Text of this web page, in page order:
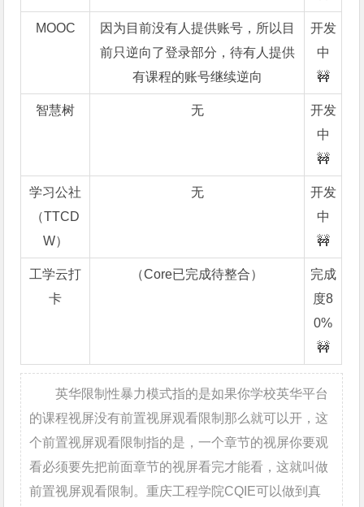
MOOC
因为目前没有人提供账号，所以目
前只逆向了登录部分，待有人提供
有课程的账号继续逆向
开发
中
🚧
智慧树 无
开发
中
🚧
学习公社
（TTCD
W）
无
开发
中
🚧
工学云打
卡
（Core已完成待整合）
完成
度8
0%
🚧
英华限制性暴力模式指的是如果你学校英华平台
的课程视屏没有前置视屏观看限制那么就可以开，这
个前置视屏观看限制指的是，一个章节的视屏你要观
看必须要先把前面章节的视屏看完才能看，这就叫做
前置视屏观看限制。重庆工程学院CQIE可以做到真